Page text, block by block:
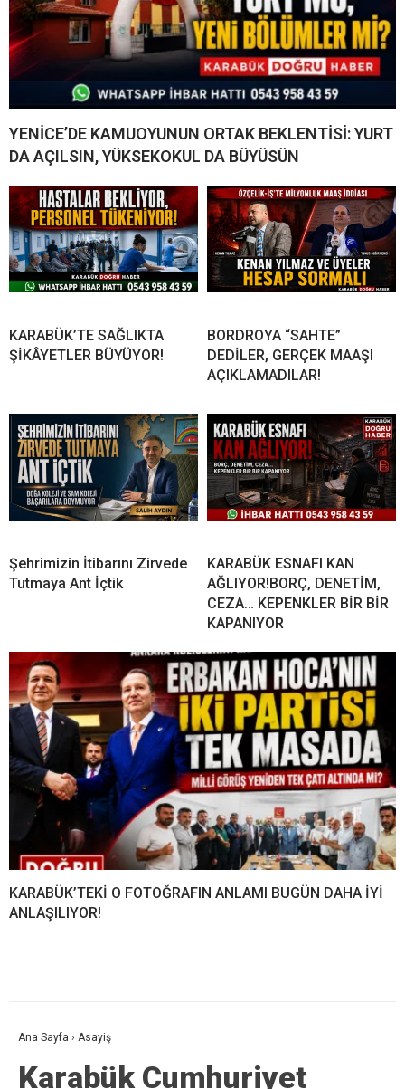
YENİCE’DE KAMUOYUNUN ORTAK BEKLENTİSİ: YURT
DA AÇILSIN, YÜKSEKOKUL DA BÜYÜSÜN
KARABÜK’TE SAĞLIKTA
ŞİKÂYETLER BÜYÜYOR!
BORDROYA “SAHTE”
DEDİLER, GERÇEK MAAŞI
AÇIKLAMADILAR!
Şehrimizin İtibarını Zirvede
Tutmaya Ant İçtik
KARABÜK ESNAFI KAN
AĞLIYOR!BORÇ, DENETİM,
CEZA… KEPENKLER BİR BİR
KAPANIYOR
KARABÜK’TEKİ O FOTOĞRAFIN ANLAMI BUGÜN DAHA İYİ
ANLAŞILIYOR!
Ana Sayfa › Asayiş
Karabük Cumhuriyet